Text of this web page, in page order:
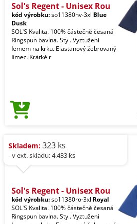
Sol's Regent - Unisex Rou
kód výrobku:so11380nv-3xl Blue
Dusk
SOL'S Kvalita. 100% částečně česaná
Ringspun bavlna. Styl. Vyztužení
lemem na krku. Elastanový žebrovaný
límec. Krátké r
Skladem: 323 ks
- v ext. skladu: 4.433 ks
Sol's Regent - Unisex Rou
kód výrobku:so11380ro-3xl Royal
SOL'S Kvalita. 100% částečně česaná
Ringspun bavlna. Styl. Vyztužení